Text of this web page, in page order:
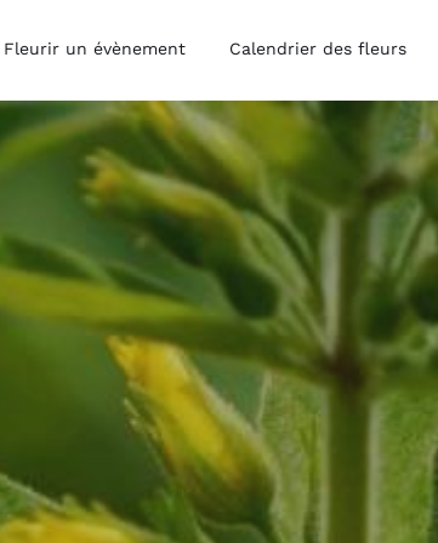
Fleurir un évènement Calendrier des fleurs